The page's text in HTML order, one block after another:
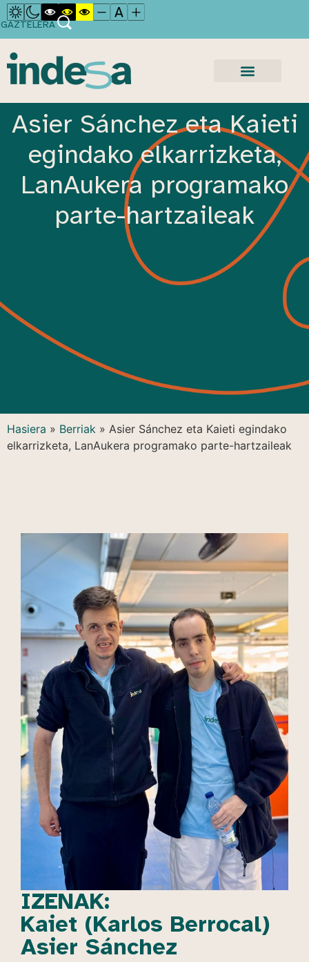
GAZTELERA
Asier Sánchez eta Kaieti
egindako elkarrizketa,
LanAukera programako
parte-hartzaileak
Hasiera » Berriak » Asier Sánchez eta Kaieti egindako
elkarrizketa, LanAukera programako parte-hartzaileak
IZENAK:
Kaiet (Karlos Berrocal)
Asier Sánchez